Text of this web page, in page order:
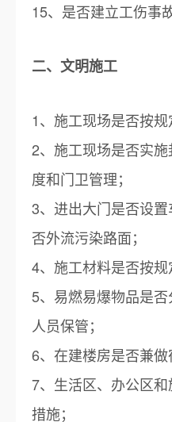
15、是否建立工伤事
二、文明施工
1、施工现场是否按规
2、施工现场是否实
度和门卫管理；
3、进出大门是否设
否外流污染路面；
4、施工材料是否按规
5、易燃易爆物品是
人员保管；
6、在建楼房是否兼做
7、生活区、办公区
措施；